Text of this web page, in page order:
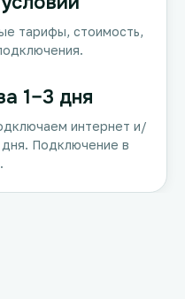
тарифы, стоимость,
1–3 дня
интернет и/
Подключение в